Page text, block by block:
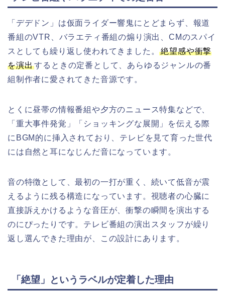
「デデドン」は仮面ライダー響鬼にとどまらず、報道
番組のVTR、バラエティ番組の煽り演出、CMのスパイ
スとしても繰り返し使われてきました。絶望感や衝撃
を演出するときの定番として、あらゆるジャンルの番
組制作者に愛されてきた音源です。
とくに昼帯の情報番組や夕方のニュース特集などで、
「重大事件発覚」「ショッキングな展開」を伝える際
にBGM的に挿入されており、テレビを見て育った世代
には自然と耳になじんだ音になっています。
音の特徴として、最初の一打が重く、続いて低音が震
えるように残る構造になっています。視聴者の心臓に
直接訴えかけるような音圧が、衝撃の瞬間を演出する
のにぴったりです。テレビ番組の演出スタッフが繰り
返し選んできた理由が、この設計にあります。
「絶望」というラベルが定着した理由